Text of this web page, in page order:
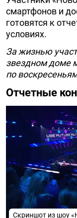
смартфонов и
готовятся к
условиях.
За жизнью
звездном доме
по
Отчетные
Скриншот из шоу